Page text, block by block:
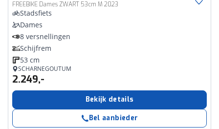
FREEBIKE Dames ZWART 53cm M 2023
Stadsfiets
Dames
8 versnellingen
Schijfrem
53 cm
SCHARNEGOUTUM
2.249,-
Bekijk details
Bel aanbieder